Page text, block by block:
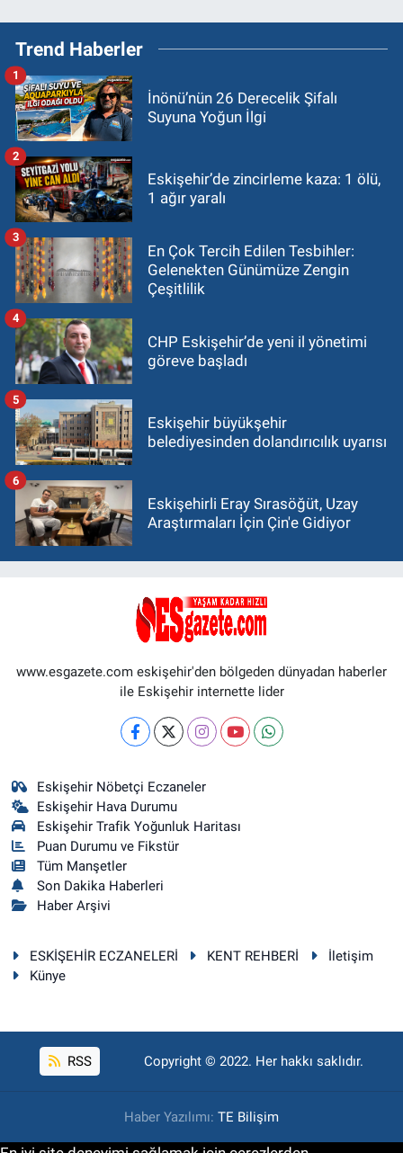
Trend Haberler
İnönü’nün 26 Derecelik Şifalı
Suyuna Yoğun İlgi
1
Eskişehir’de zincirleme kaza: 1 ölü,
1 ağır yaralı
2
En Çok Tercih Edilen Tesbihler:
Gelenekten Günümüze Zengin
Çeşitlilik
3
CHP Eskişehir’de yeni il yönetimi
göreve başladı
4
Eskişehir büyükşehir
belediyesinden dolandırıcılık uyarısı
5
Eskişehirli Eray Sırasöğüt, Uzay
Araştırmaları İçin Çin'e Gidiyor
6
www.esgazete.com eskişehir'den bölgeden dünyadan haberler
ile Eskişehir internette lider
Eskişehir Nöbetçi Eczaneler
Eskişehir Hava Durumu
Eskişehir Trafik Yoğunluk Haritası
Puan Durumu ve Fikstür
Tüm Manşetler
Son Dakika Haberleri
Haber Arşivi
ESKİŞEHİR ECZANELERİ KENT REHBERİ
İletişim
Künye
RSS Copyright © 2022. Her hakkı saklıdır.
Haber Yazılımı: TE Bilişim